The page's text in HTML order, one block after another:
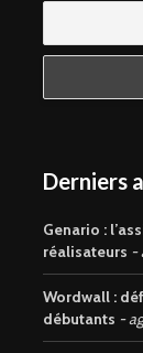
Derniers
Genario :
réalisateurs
Wordwall :
débutants